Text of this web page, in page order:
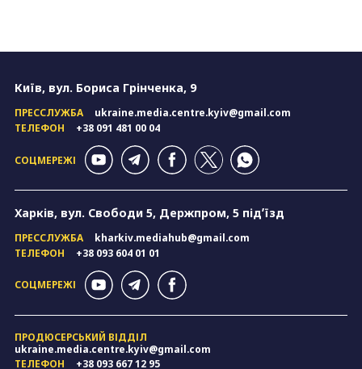
Київ, вул. Бориса Грінченка, 9
ПРЕССЛУЖБА
ukraine.media.centre.kyiv@gmail.com
ТЕЛЕФОН
+38 091 481 00 04
СОЦМЕРЕЖІ
Харків, вул. Свободи 5, Держпром, 5 підʼїзд
ПРЕССЛУЖБА
kharkiv.mediahub@gmail.com
ТЕЛЕФОН
+38 093 604 01 01
СОЦМЕРЕЖІ
ПРОДЮСЕРСЬКИЙ ВІДДІЛ
ukraine.media.centre.kyiv@gmail.com
ТЕЛЕФОН
+38 093 667 12 95